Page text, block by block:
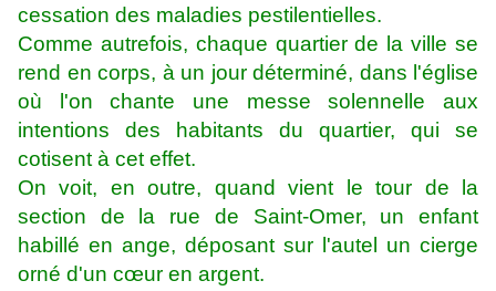
cessation des maladies pestilentielles.
Comme autrefois, chaque quartier de la ville se
rend en corps, à un jour déterminé, dans l'église
où l'on chante une messe solennelle aux
intentions des habitants du quartier, qui se
cotisent à cet effet.
On voit, en outre, quand vient le tour de la
section de la rue de Saint-Omer, un enfant
habillé en ange, déposant sur l'autel un cierge
orné d'un cœur en argent.